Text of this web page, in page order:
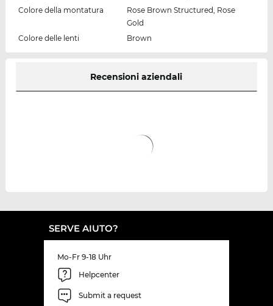
Colore della montatura
Rose Brown Structured, Rose
Gold
Colore delle lenti
Brown
Recensioni aziendali
SERVE AIUTO?
Mo-Fr 9-18 Uhr
Helpcenter
Submit a request